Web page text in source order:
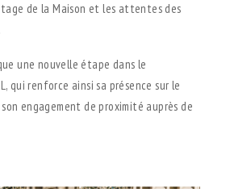
de la Maison et les attentes des
une nouvelle étape dans le
qui renforce ainsi sa présence sur le
engagement de proximité auprès de